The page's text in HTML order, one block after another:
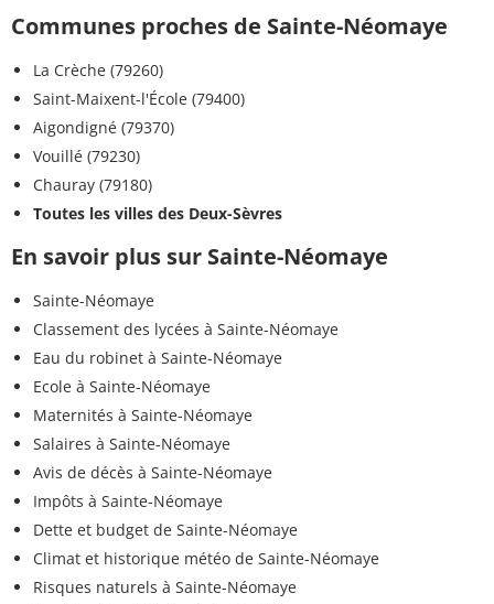
Communes proches de Sainte-Néomaye
La Crèche (79260)
Saint-Maixent-l'École (79400)
Aigondigné (79370)
Vouillé (79230)
Chauray (79180)
Toutes les villes des Deux-Sèvres
En savoir plus sur Sainte-Néomaye
Sainte-Néomaye
Classement des lycées à Sainte-Néomaye
Eau du robinet à Sainte-Néomaye
Ecole à Sainte-Néomaye
Maternités à Sainte-Néomaye
Salaires à Sainte-Néomaye
Avis de décès à Sainte-Néomaye
Impôts à Sainte-Néomaye
Dette et budget de Sainte-Néomaye
Climat et historique météo de Sainte-Néomaye
Risques naturels à Sainte-Néomaye